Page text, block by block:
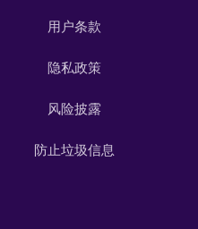
用户条款
隐私政策
风险披露
防止垃圾信息